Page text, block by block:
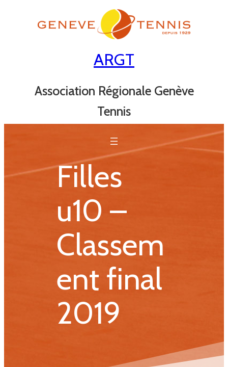
ARGT
Association Régionale Genève
Tennis
Filles
u10 –
Classem
ent final
2019